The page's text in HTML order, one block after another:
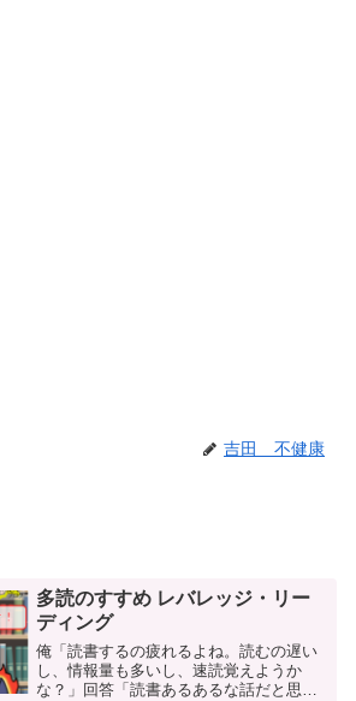
吉田 不健康
多読のすすめ レバレッジ・リー
ディング
俺「読書するの疲れるよね。読むの遅い
し、情報量も多いし、速読覚えようか
な？」回答「読書あるあるな話だと思う